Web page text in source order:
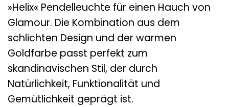
»Helix« Pendelleuchte für einen Hauch von
Glamour. Die Kombination aus dem
schlichten Design und der warmen
Goldfarbe passt perfekt zum
skandinavischen Stil, der durch
Natürlichkeit, Funktionalität und
Gemütlichkeit geprägt ist.